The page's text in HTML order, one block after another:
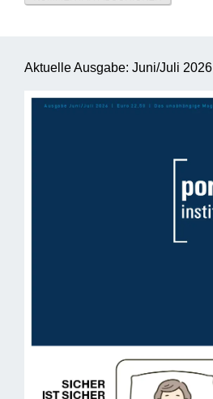
Aktuelle Ausgabe: Juni/Juli 2026